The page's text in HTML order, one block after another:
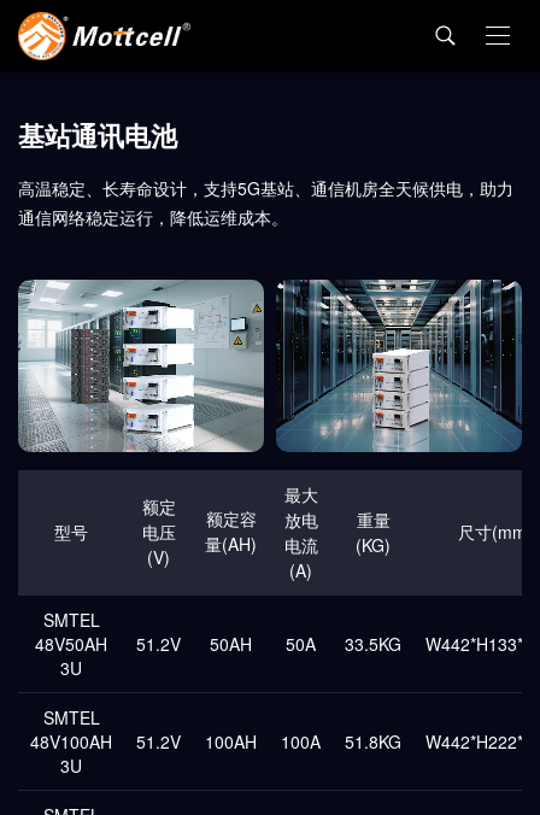
基站通讯电池
高温稳定、长寿命设计，支持5G基站、通信机房全天候供电，助力
通信网络稳定运行，降低运维成本。
型号
额定
电压
(V)
额定容
量(AH)
最大
放电
电流
(A)
重量
(KG)
尺寸(mm)
SMTEL
48V50AH
3U
51.2V 50AH 50A 33.5KG
SMTEL
48V100AH
3U
51.2V 100AH 100A 51.8KG